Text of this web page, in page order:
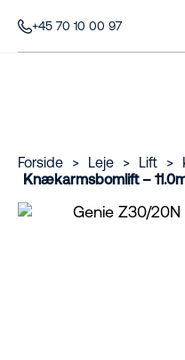
+45 70 10 00 97
Forside > Leje > Lift >
Knækarmsbomlift –